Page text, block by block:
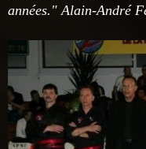
années." Alain-André